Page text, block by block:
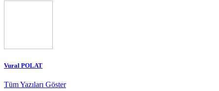
Vural POLAT
Tüm Yazıları Göster